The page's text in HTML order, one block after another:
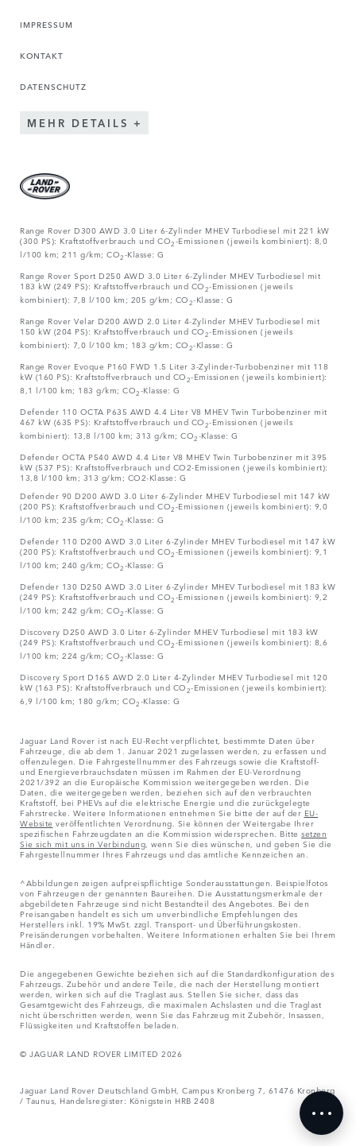
IMPRESSUM
KONTAKT
DATENSCHUTZ
MEHR DETAILS
Range Rover D300 AWD 3.0 Liter 6-Zylinder MHEV Turbodiesel mit 221 kW
(300 PS): Kraftstoffverbrauch und CO2-Emissionen (jeweils kombiniert): 8,0
l/100 km; 211 g/km; CO2-Klasse: G
Range Rover Sport D250 AWD 3.0 Liter 6-Zylinder MHEV Turbodiesel mit
183 kW (249 PS): Kraftstoffverbrauch und CO2-Emissionen (jeweils
kombiniert): 7,8 l/100 km; 205 g/km; CO2-Klasse: G
Range Rover Velar D200 AWD 2.0 Liter 4-Zylinder MHEV Turbodiesel mit
150 kW (204 PS): Kraftstoffverbrauch und CO2-Emissionen (jeweils
kombiniert): 7,0 l/100 km; 183 g/km; CO2-Klasse: G
Range Rover Evoque P160 FWD 1.5 Liter 3-Zylinder-Turbobenziner mit 118
kW (160 PS): Kraftstoffverbrauch und CO2-Emissionen (jeweils kombiniert):
8,1 l/100 km; 183 g/km; CO2-Klasse: G
Defender 110 OCTA P635 AWD 4.4 Liter V8 MHEV Twin Turbobenziner mit
467 kW (635 PS): Kraftstoffverbrauch und CO2-Emissionen (jeweils
kombiniert): 13,8 l/100 km; 313 g/km; CO2-Klasse: G
Defender OCTA P540 AWD 4.4 Liter V8 MHEV Twin Turbobenziner mit 395
kW (537 PS): Kraftstoffverbrauch und CO2-Emissionen (jeweils kombiniert):
13,8 l/100 km; 313 g/km; CO2-Klasse: G
Defender 90 D200 AWD 3.0 Liter 6-Zylinder MHEV Turbodiesel mit 147 kW
(200 PS): Kraftstoffverbrauch und CO2-Emissionen (jeweils kombiniert): 9,0
l/100 km; 235 g/km; CO2-Klasse: G
Defender 110 D200 AWD 3.0 Liter 6-Zylinder MHEV Turbodiesel mit 147 kW
(200 PS): Kraftstoffverbrauch und CO2-Emissionen (jeweils kombiniert): 9,1
l/100 km; 240 g/km; CO2-Klasse: G
Defender 130 D250 AWD 3.0 Liter 6-Zylinder MHEV Turbodiesel mit 183 kW
(249 PS): Kraftstoffverbrauch und CO2-Emissionen (jeweils kombiniert): 9,2
l/100 km; 242 g/km; CO2-Klasse: G
Discovery D250 AWD 3.0 Liter 6-Zylinder MHEV Turbodiesel mit 183 kW
(249 PS): Kraftstoffverbrauch und CO2-Emissionen (jeweils kombiniert): 8,6
l/100 km; 224 g/km; CO2-Klasse: G
Discovery Sport D165 AWD 2.0 Liter 4-Zylinder MHEV Turbodiesel mit 120
kW (163 PS): Kraftstoffverbrauch und CO2-Emissionen (jeweils kombiniert):
6,9 l/100 km; 180 g/km; CO2-Klasse: G
Jaguar Land Rover ist nach EU-Recht verpflichtet, bestimmte Daten über
Fahrzeuge, die ab dem 1. Januar 2021 zugelassen werden, zu erfassen und
offenzulegen. Die Fahrgestellnummer des Fahrzeugs sowie die Kraftstoff-
und Energieverbrauchsdaten müssen im Rahmen der EU-Verordnung
2021/392 an die Europäische Kommission weitergegeben werden. Die
Daten, die weitergegeben werden, beziehen sich auf den verbrauchten
Kraftstoff, bei PHEVs auf die elektrische Energie und die zurückgelegte
Fahrstrecke. Weitere Informationen entnehmen Sie bitte der auf der EU-
Website veröffentlichten Verordnung. Sie können der Weitergabe Ihrer
spezifischen Fahrzeugdaten an die Kommission widersprechen. Bitte setzen
Sie sich mit uns in Verbindung , wenn Sie dies wünschen, und geben Sie die
Fahrgestellnummer Ihres Fahrzeugs und das amtliche Kennzeichen an.
^Abbildungen zeigen aufpreispflichtige Sonderausstattungen. Beispielfotos
von Fahrzeugen der genannten Baureihen. Die Ausstattungsmerkmale der
abgebildeten Fahrzeuge sind nicht Bestandteil des Angebotes. Bei den
Preisangaben handelt es sich um unverbindliche Empfehlungen des
Herstellers inkl. 19% MwSt. zzgl. Transport- und Überführungskosten.
Preisänderungen vorbehalten. Weitere Informationen erhalten Sie bei Ihrem
Händler.
Die angegebenen Gewichte beziehen sich auf die Standardkonfiguration des
Fahrzeugs. Zubehör und andere Teile, die nach der Herstellung montiert
werden, wirken sich auf die Traglast aus. Stellen Sie sicher, dass das
Gesamtgewicht des Fahrzeugs, die maximalen Achslasten und die Traglast
nicht überschritten werden, wenn Sie das Fahrzeug mit Zubehör, Insassen,
Flüssigkeiten und Kraftstoffen beladen.
© JAGUAR LAND ROVER LIMITED 2026
Jaguar Land Rover Deutschland GmbH, Campus Kronberg 7, 61476 Kronberg
/ Taunus, Handelsregister: Königstein HRB 2408